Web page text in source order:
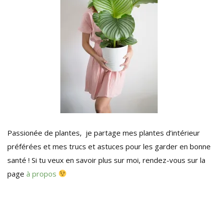
Passionée de plantes, je partage mes plantes d’intérieur
préférées et mes trucs et astuces pour les garder en bonne
santé ! Si tu veux en savoir plus sur moi, rendez-vous sur la
page à propos